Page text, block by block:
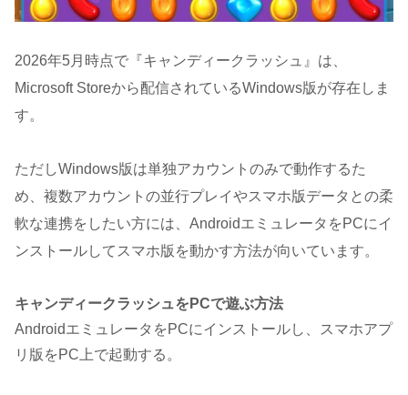
2026年5月時点で『キャンディークラッシュ』は、
Microsoft Storeから配信されているWindows版が存在しま
す。
ただしWindows版は単独アカウントのみで動作するた
め、複数アカウントの並行プレイやスマホ版データとの柔
軟な連携をしたい方には、AndroidエミュレータをPCにイ
ンストールしてスマホ版を動かす方法が向いています。
キャンディークラッシュをPCで遊ぶ方法
AndroidエミュレータをPCにインストールし、スマホアプ
リ版をPC上で起動する。